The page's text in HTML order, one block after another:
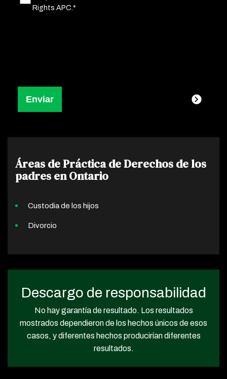
Rights APC.*
Áreas de Práctica de Derechos de los
padres en Ontario
Custodia de los hijos
Divorcio
Descargo de responsabilidad
No hay garantía de resultado. Los resultados
mostrados dependieron de los hechos únicos de esos
casos, y diferentes hechos producirían diferentes
resultados.